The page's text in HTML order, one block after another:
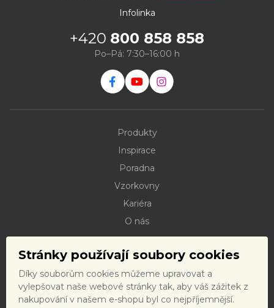
Stránky používají soubory cookies
Díky souborům cookies můžeme upravovat a
vylepšovat naše webové stránky tak, aby váš zážitek z
nakupování v našem e-shopu byl co nejpříjemnější.
Infolinka
+420 800 858 858
Po–Pá: 7:30–16:00 h
Produkty
Inspirace
Poradna
Vzorkovny
Kariéra
O nás
Dokumenty ke stažení
Doprava
Reklamační řád